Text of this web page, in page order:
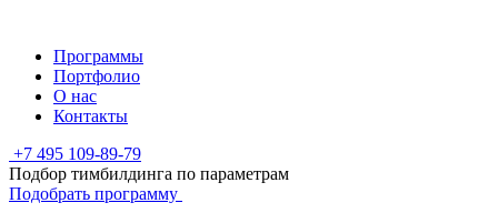
Программы
Портфолио
О нас
Контакты
+7 495 109-89-79
Подбор тимбилдинга по параметрам
Подобрать программу